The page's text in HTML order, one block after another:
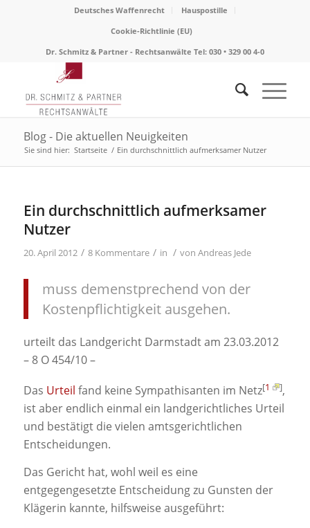
Deutsches Waffenrecht
Hauspostille
Cookie-Richtlinie (EU)
Dr. Schmitz & Partner - Rechtsanwälte Tel: 030 • 329 00 4-0
Blog - Die aktuellen Neuigkeiten
Sie sind hier: Startseite / Ein durchschnittlich aufmerksamer Nutzer
Ein durchschnittlich aufmerksamer
Nutzer
20. April 2012 / 8 Kommentare / in / von Andreas Jede
muss demenstprechend von der
Kostenpflichtigkeit ausgehen.
urteilt das Landgericht Darmstadt am 23.03.2012
– 8 O 454/10 –
Das Urteil fand keine Sympathisanten im Netz[1 ],
ist aber endlich einmal ein landgerichtliches Urteil
und bestätigt die vielen amtsgerichtlichen
Entscheidungen.
Das Gericht hat, wohl weil es eine
entgegengesetzte Entscheidung zu Gunsten der
Klägerin kannte, hilfsweise ausgeführt: